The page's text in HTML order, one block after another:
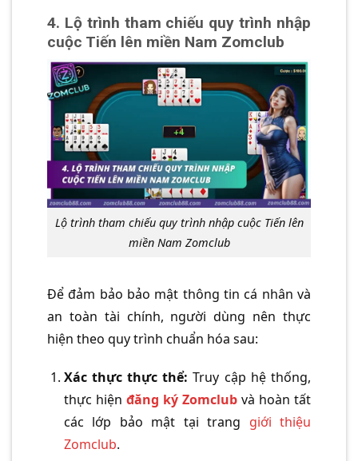
4. Lộ trình tham chiếu quy trình nhập
cuộc Tiến lên miền Nam Zomclub
Lộ trình tham chiếu quy trình nhập cuộc Tiến lên
miền Nam Zomclub
Để đảm bảo bảo mật thông tin cá nhân và
an toàn tài chính, người dùng nên thực
hiện theo quy trình chuẩn hóa sau:
Xác thực thực thể: Truy cập hệ thống,
thực hiện đăng ký Zomclubvà hoàn tất
các lớp bảo mật tại trang giới thiệu
Zomclub.